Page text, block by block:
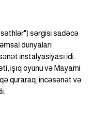
sərgisi sadəcə
dünyaları
instalyasiyası idi.
işıq oyunu və Mayami
quraraq, incəsənət və